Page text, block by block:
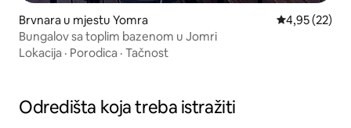
Brvnara u mjestu Yomra prosječna
4,95 (22)
Bungalov sa toplim bazenom u Jomri
Lokacija · Porodica · Tačnost
Odredišta koja treba istražiti